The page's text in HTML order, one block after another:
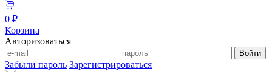
0 ₽
Корзина
Авторизоваться
Войти
Забыли пароль Зарегистрироваться